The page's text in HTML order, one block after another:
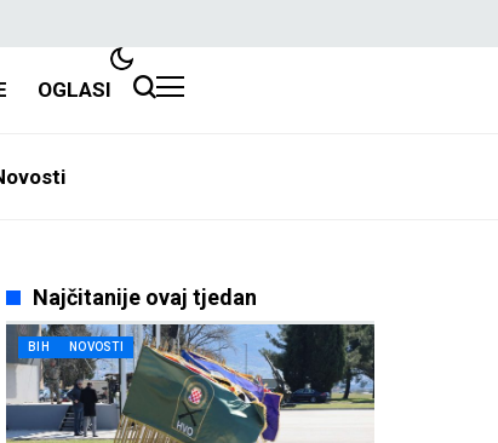
OGLASI
Najčitanije ovaj tjedan
BIH NOVOSTI